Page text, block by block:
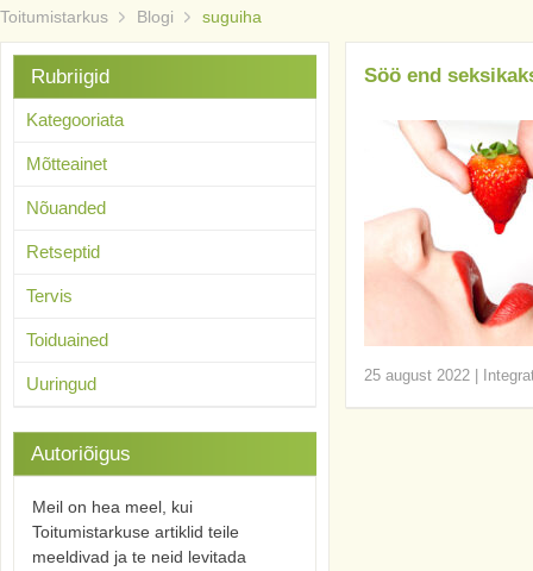
Toitumistarkus Blogi suguiha
Söö end
25 august 2022
Rubriigid
Kategooriata
Mõtteainet
Nõuanded
Retseptid
Tervis
Toiduained
Uuringud
Autoriõigus
Meil on hea meel, kui
Toitumistarkuse artiklid teile
meeldivad ja te neid levitada